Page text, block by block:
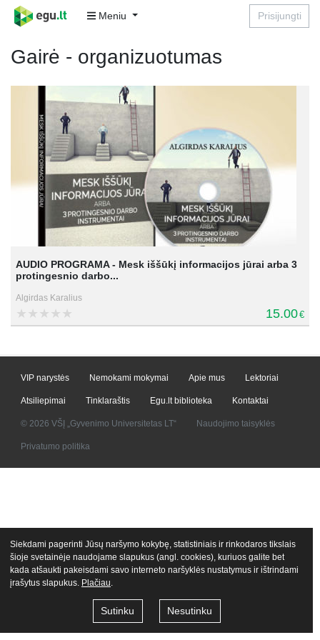
Meniu Prisijungti
Gairė - organizuotumas
AUDIO PROGRAMA - Mesk iššūkį informacijos jūrai arba 3
protingesnio darbo...
Algirdas Karalius
15.00€
VIP narystės Nemokami mokymai Apie mus Lektoriai
Atsiliepimai Tinklaraštis Egu.lt biblioteka Kontaktai
© 2026 VŠĮ „Gyvenimo Universitetas LT“ Naudojimo taisyklės
Privatumo politika
Siekdami pagerinti Jūsų naršymo kokybę, statistiniais ir rinkodaros tikslais
šioje svetainėje naudojame slapukus (angl. cookies), kuriuos galite bet
kada atšaukti pakeisdami savo interneto naršyklės nustatymus ir ištrindami
įrašytus slapukus. Plačiau
Sutinku Nesutinku